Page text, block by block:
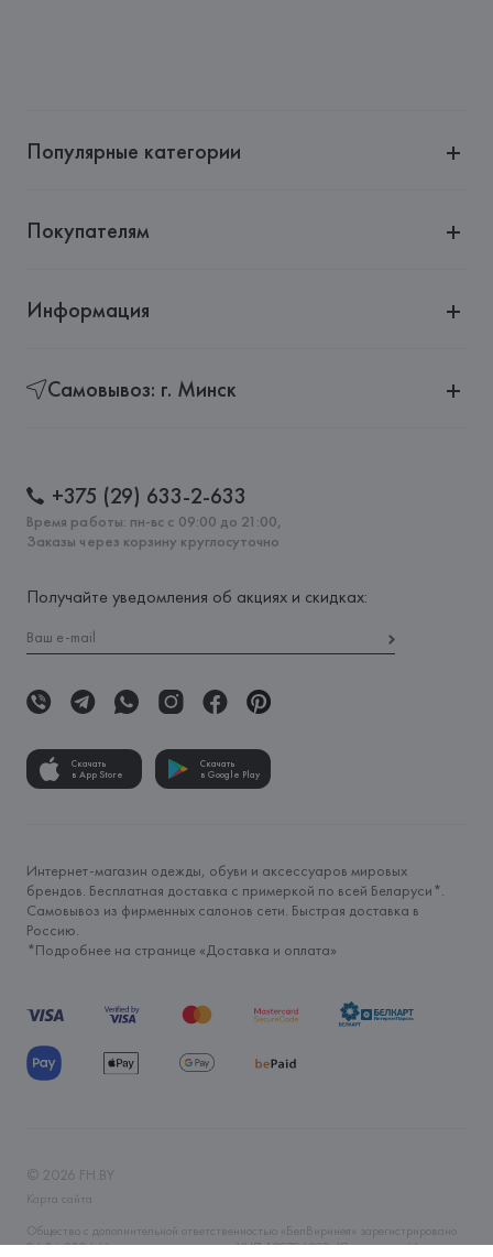
Популярные категории
Покупателям
Информация
Самовывоз: г. Минск
+375 (29) 633-2-633
Время работы: пн-вс с 09:00 до 21:00,
Заказы через корзину круглосуточно
Получайте уведомления об акциях и скидках:
Скачать
в App Store
Скачать
в Google Play
Интернет-магазин одежды, обуви и аксессуаров мировых
брендов. Бесплатная доставка с примеркой по всей Беларуси*.
Самовывоз из фирменных салонов сети. Быстрая доставка в
Россию.
*Подробнее на странице «Доставка и оплата»
© 2026 FH.BY
Карта сайта
Общество с дополнительной ответственностью «БелВиринея» зарегистрировано
06.04.2006 Минским горисполкомом. УНП 190706320. Юр.адрес: г. Минск, ул.